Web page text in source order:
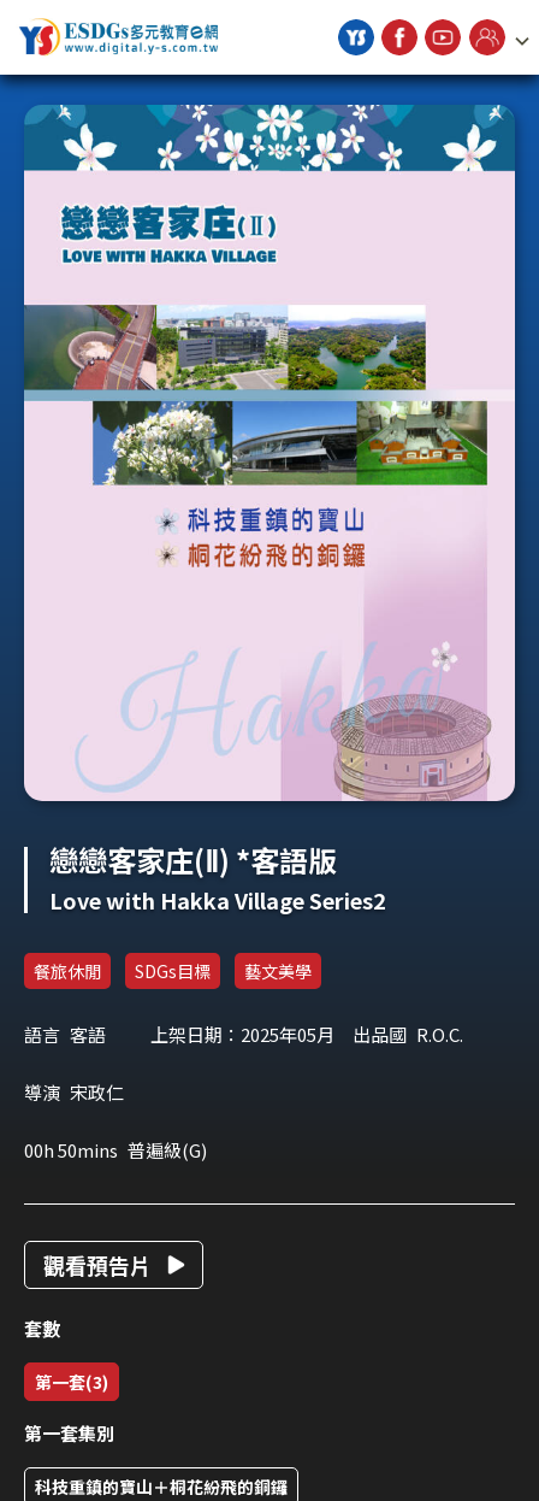
宇勗公播平台
戀戀客家庄(Ⅱ) *客語版
Love with Hakka Village Series2
餐旅休閒 SDGs目標 藝文美學
語言 客語 上架日期：2025年05月 出品國 R.O.C.
導演 宋政仁
00h 50mins 普遍級(G)
觀看預告片
套數
第一套(3)
第一套集別
科技重鎮的寶山＋桐花紛飛的銅鑼